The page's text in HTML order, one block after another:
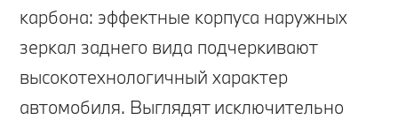
карбона: эффектные корпуса наружных
зеркал заднего вида подчеркивают
высокотехнологичный характер
автомобиля. Выглядят исключительно